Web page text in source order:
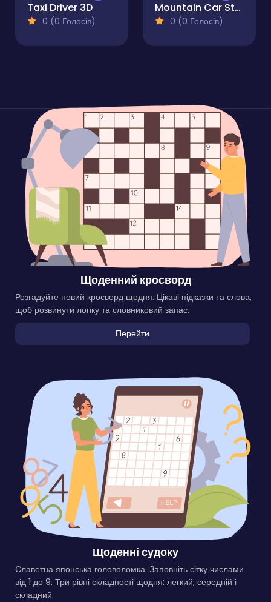
Taxi Driver 3D
0 (0 Голосів)
Mountain Car Stunt
0 (0 Голосів)
Щоденний кросворд
Розгадуйте новий кросворд щодня. Цікаві підказки та слова,
щоб розвинути логіку та словниковий запас.
Перейти
Щоденні судоку
Славетна японська головоломка. Заповніть сітку числами
від 1 до 9. Три рівні складності щодня: легкий, середній і
складний.